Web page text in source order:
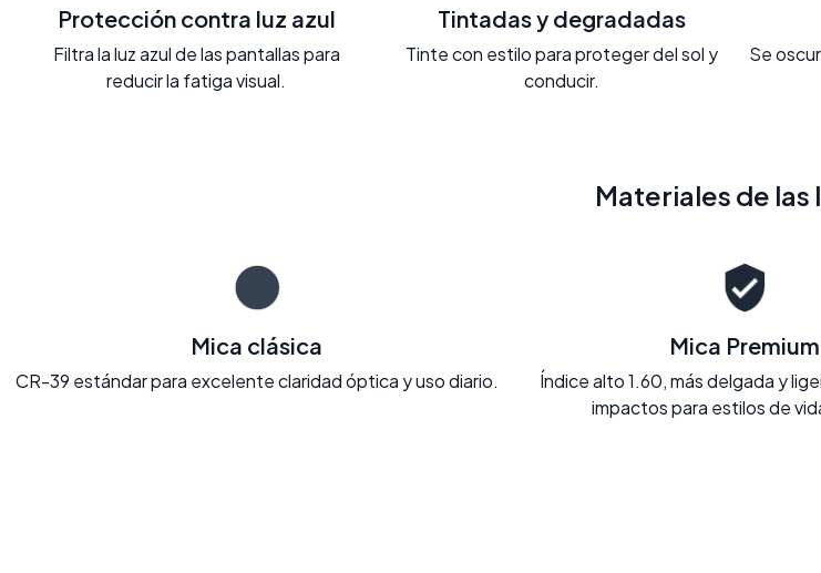
Protección contra luz azul
Filtra la luz azul de las pantallas para
reducir la fatiga visual.
Tintadas y degradadas
Tinte con estilo para proteger del sol y
conducir.
Se
Materiales de las
Mica clásica
CR-39 estándar para excelente claridad óptica y uso diario.
Mica Premium
Índice alto 1.60, más delgada y
impactos para estilos de